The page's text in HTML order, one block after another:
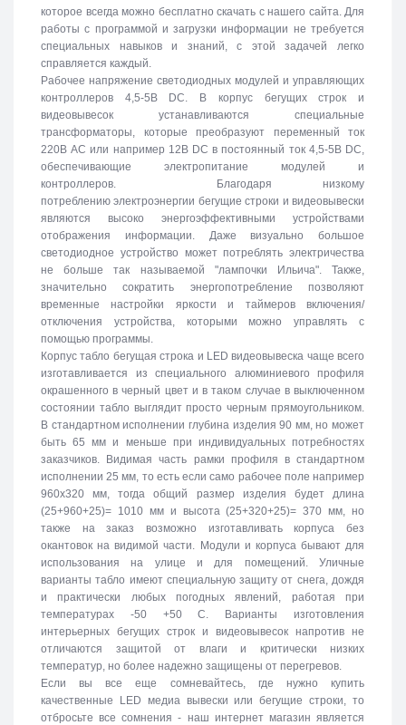
которое всегда можно бесплатно скачать с нашего сайта. Для
работы с программой и загрузки информации не требуется
специальных навыков и знаний, с этой задачей легко
справляется каждый.
Рабочее напряжение светодиодных модулей и управляющих
контроллеров 4,5-5В DC. В корпус бегущих строк и
видеовывесок устанавливаются специальные
трансформаторы, которые преобразуют переменный ток
220В АС или например 12В DC в постоянный ток 4,5-5В DC,
обеспечивающие электропитание модулей и
контроллеров. Благодаря низкому
потреблению электроэнергии бегущие строки и видеовывески
являются высоко энергоэффективными устройствами
отображения информации. Даже визуально большое
светодиодное устройство может потреблять электричества
не больше так называемой "лампочки Ильича". Также,
значительно сократить энергопотребление позволяют
временные настройки яркости и таймеров включения/
отключения устройства, которыми можно управлять с
помощью программы.
Корпус табло бегущая строка и LED видеовывеска чаще всего
изготавливается из специального алюминиевого профиля
окрашенного в черный цвет и в таком случае в выключенном
состоянии табло выглядит просто черным прямоугольником.
В стандартном исполнении глубина изделия 90 мм, но может
быть 65 мм и меньше при индивидуальных потребностях
заказчиков. Видимая часть рамки профиля в стандартном
исполнении 25 мм, то есть если само рабочее поле например
960х320 мм, тогда общий размер изделия будет длина
(25+960+25)= 1010 мм и высота (25+320+25)= 370 мм, но
также на заказ возможно изготавливать корпуса без
окантовок на видимой части. Модули и корпуса бывают для
использования на улице и для помещений. Уличные
варианты табло имеют специальную защиту от снега, дождя
и практически любых погодных явлений, работая при
температурах -50 +50 C. Варианты изготовления
интерьерных бегущих строк и видеовывесок напротив не
отличаются защитой от влаги и критически низких
температур, но более надежно защищены от перегревов.
Если вы все еще сомневайтесь, где нужно купить
качественные LED медиа вывески или бегущие строки, то
отбросьте все сомнения - наш интернет магазин является